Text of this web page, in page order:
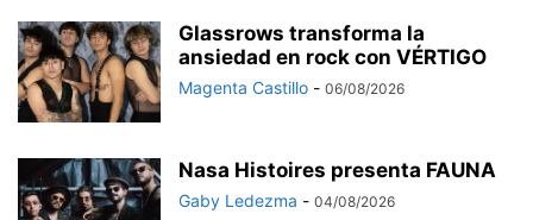
Glassrows transforma la
ansiedad en rock con VÉRTIGO
Magenta Castillo - 06/08/2026
Nasa Histoires presenta FAUNA
Gaby Ledezma - 04/08/2026